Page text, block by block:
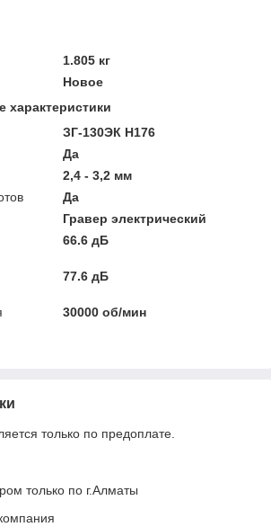
1.805 кг
Новое
характеристики
ЗГ-130ЭК H176
Да
2,4 - 3,2 мм
Да
Гравер электрический
66.6 дБ
77.6 дБ
30000 об/мин
только по предоплате.
только по г.Алматы